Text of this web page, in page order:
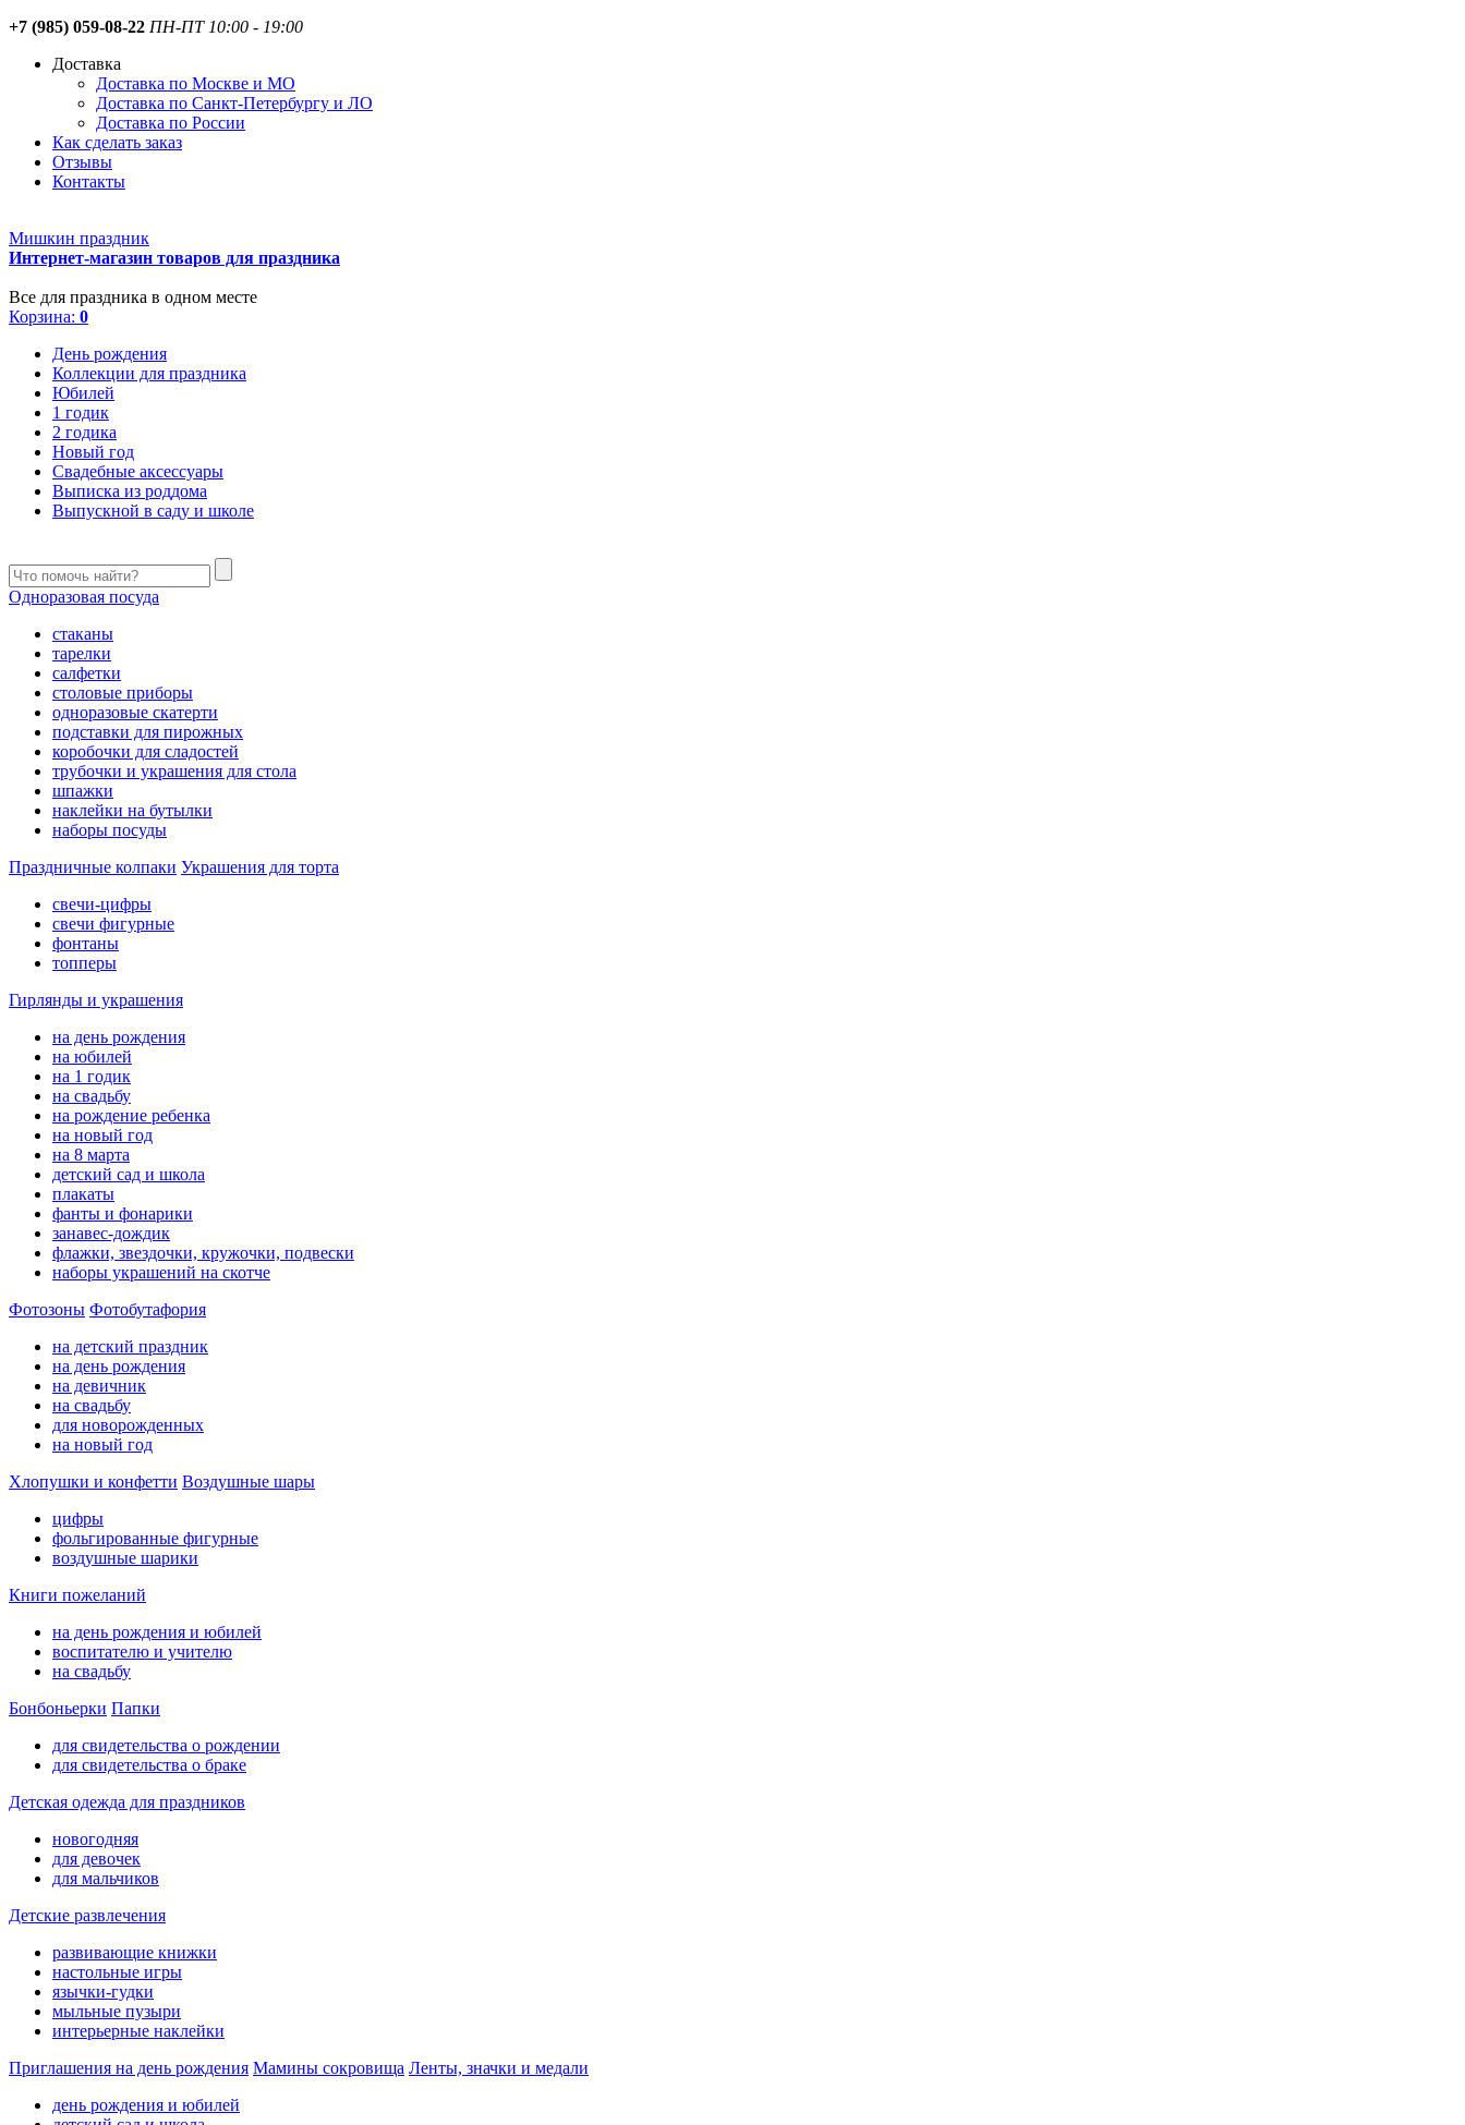
+7 (985) 059-08-22 ПН-ПТ 10:00 - 19:00
Доставка
Доставка по Москве и МО
Доставка по Санкт-Петербургу и ЛО
Доставка по России
Как сделать заказ
Отзывы
Контакты
Мишкин праздник
Интернет-магазин товаров для праздника
Все для праздника в одном месте
Корзина: 0
День рождения
Коллекции для праздника
Юбилей
1 годик
2 годика
Новый год
Свадебные аксессуары
Выписка из роддома
Выпускной в саду и школе
Одноразовая посуда
стаканы
тарелки
салфетки
столовые приборы
одноразовые скатерти
подставки для пирожных
коробочки для сладостей
трубочки и украшения для стола
шпажки
наклейки на бутылки
наборы посуды
Праздничные колпаки Украшения для торта
свечи-цифры
свечи фигурные
фонтаны
топперы
Гирлянды и украшения
на день рождения
на юбилей
на 1 годик
на свадьбу
на рождение ребенка
на новый год
на 8 марта
детский сад и школа
плакаты
фанты и фонарики
занавес-дождик
флажки, звездочки, кружочки, подвески
наборы украшений на скотче
Фотозоны Фотобутафория
на детский праздник
на день рождения
на девичник
на свадьбу
для новорожденных
на новый год
Хлопушки и конфетти Воздушные шары
цифры
фольгированные фигурные
воздушные шарики
Книги пожеланий
на день рождения и юбилей
воспитателю и учителю
на свадьбу
Бонбоньерки Папки
для свидетельства о рождении
для свидетельства о браке
Детская одежда для праздников
новогодняя
для девочек
для мальчиков
Детские развлечения
развивающие книжки
настольные игры
язычки-гудки
мыльные пузыри
интерьерные наклейки
Приглашения на день рождения Мамины сокровища Ленты, значки и медали
день рождения и юбилей